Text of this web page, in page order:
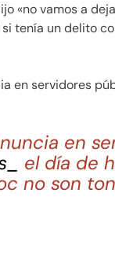
«no vamos a
tenía un delito
en servidores
en
el día de
no son